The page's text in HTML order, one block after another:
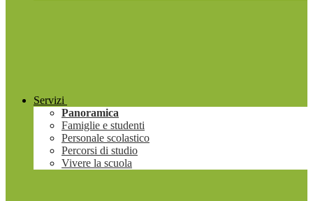
Servizi
Panoramica
Famiglie e studenti
Personale scolastico
Percorsi di studio
Vivere la scuola